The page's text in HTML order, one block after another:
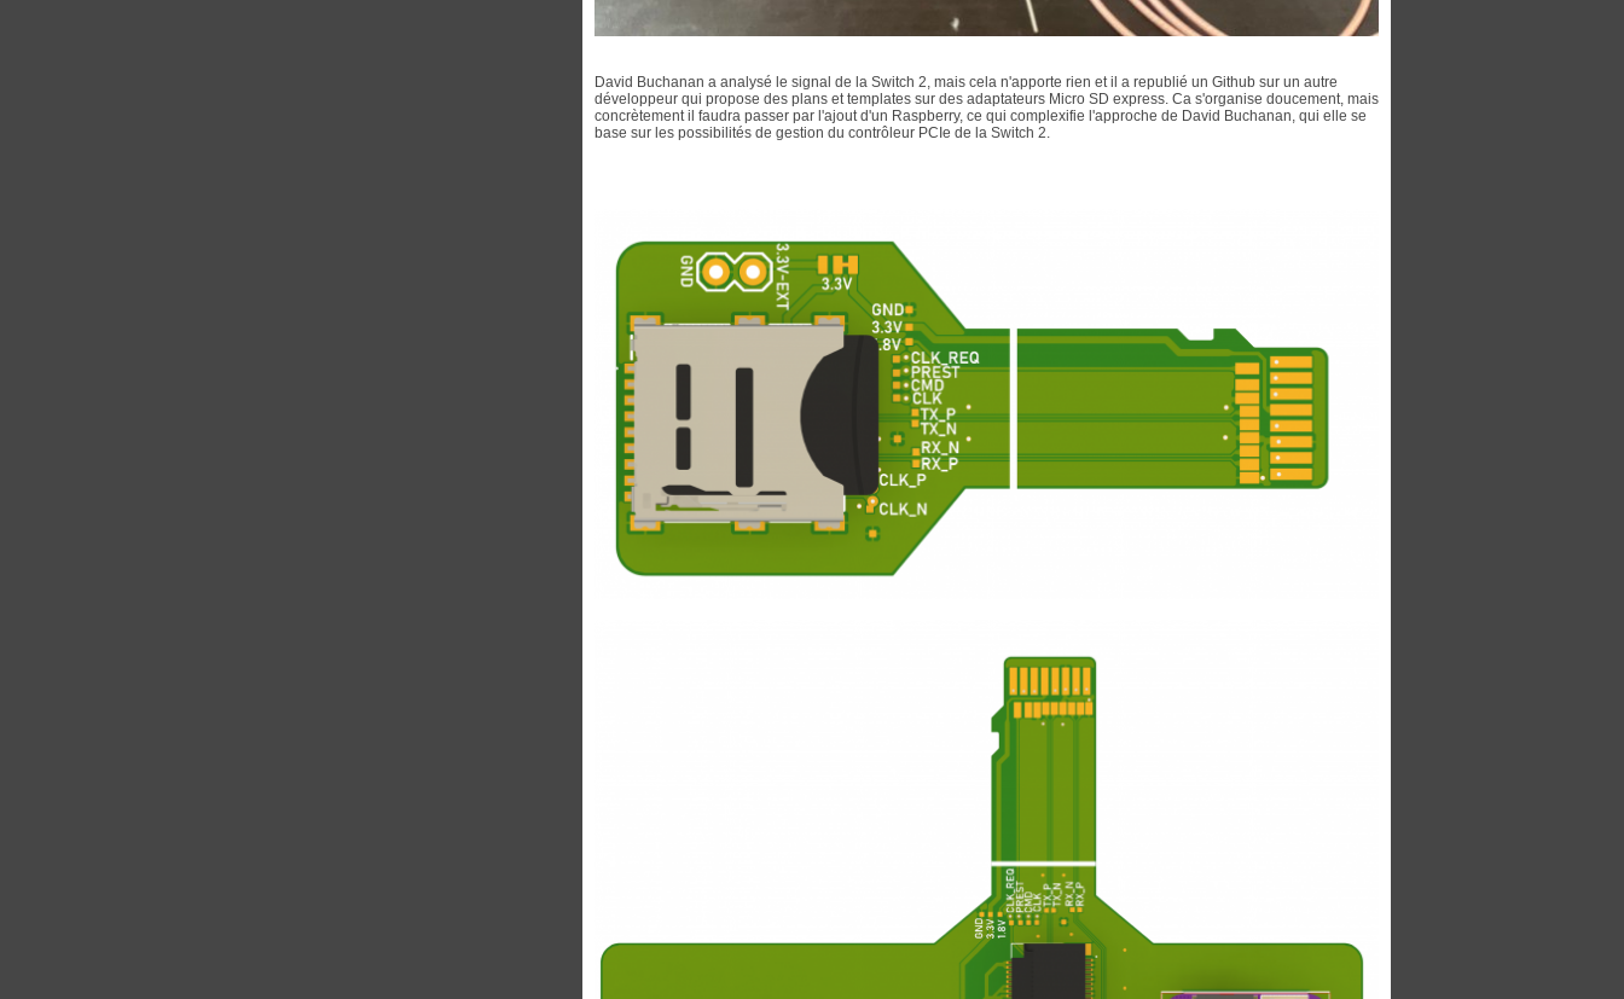
David Buchanan a analysé le signal de la Switch 2, mais cela n'apporte rien et il a republié un Github sur un autre
développeur qui propose des plans et templates sur des adaptateurs Micro SD express. Ca s'organise doucement, mais
concrètement il faudra passer par l'ajout d'un Raspberry, ce qui complexifie l'approche de David Buchanan, qui elle se
base sur les possibilités de gestion du contrôleur PCIe de la Switch 2.